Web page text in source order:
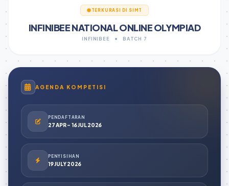
TERKURASI DI SIMT
INFINIBEE NATIONAL ONLINE OLYMPIAD
INFINIBEE • BATCH 7
AGENDA KOMPETISI
PENDAFTARAN
27 APR - 16 JUL 2026
PENYISIHAN
19 JULY 2026